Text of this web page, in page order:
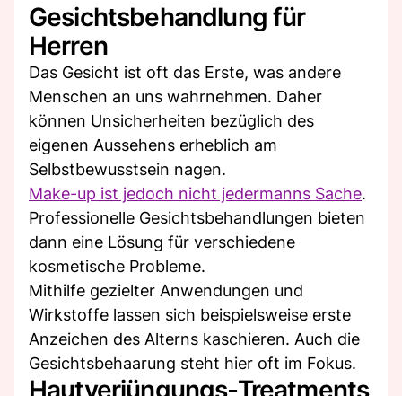
Gesichtsbehandlung für
Herren
Das Gesicht ist oft das Erste, was andere
Menschen an uns wahrnehmen. Daher
können Unsicherheiten bezüglich des
eigenen Aussehens erheblich am
Selbstbewusstsein nagen.
Make-up ist jedoch nicht jedermanns Sache.
Professionelle Gesichtsbehandlungen bieten
dann eine Lösung für verschiedene
kosmetische Probleme.
Mithilfe gezielter Anwendungen und
Wirkstoffe lassen sich beispielsweise erste
Anzeichen des Alterns kaschieren. Auch die
Gesichtsbehaarung steht hier oft im Fokus.
Hautverjüngungs-Treatments